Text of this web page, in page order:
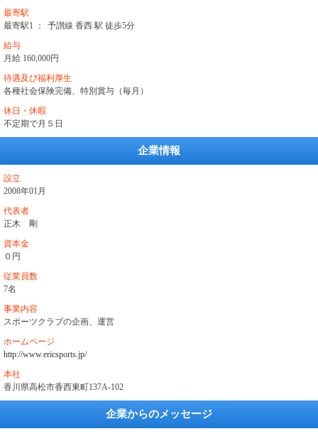
最寄駅
最寄駅1 ：
予讃線 香西 駅 徒歩5分
給与
月給 160,000円
待遇及び福利厚生
各種社会保険完備、特別賞与（毎月）
休日・休暇
不定期で月５日
企業情報
設立
2008年01月
代表者
正木 剛
資本金
０円
従業員数
7名
事業内容
スポーツクラブの企画、運営
ホームページ
http://www.ericsports.jp/
本社
香川県高松市香西東町137A-102
企業からのメッセージ